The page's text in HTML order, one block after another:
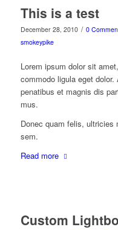
This is a test
December 28, 2010 / 0
smokeypike
Lorem ipsum dolor sit
commodo ligula eget
penatibus et magnis dis
mus.
Donec quam felis, ultricies
sem.
Read more
Custom